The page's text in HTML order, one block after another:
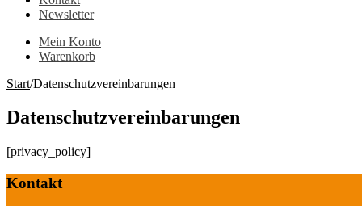
Newsletter
Mein Konto
Warenkorb
Start/Datenschutzvereinbarungen
Datenschutzvereinbarungen
[privacy_policy]
Kontakt